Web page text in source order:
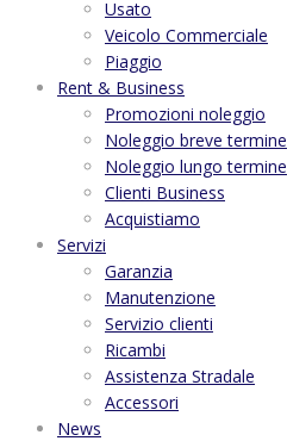
Usato
Veicolo Commerciale
Piaggio
Rent & Business
Promozioni noleggio
Noleggio breve termine
Noleggio lungo termine
Clienti Business
Acquistiamo
Servizi
Garanzia
Manutenzione
Servizio clienti
Ricambi
Assistenza Stradale
Accessori
News